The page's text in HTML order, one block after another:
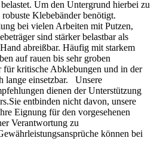
Mischung verarbeitet werden?
25 °C beträgt die Topfzeit etwa 45
ansteifendes Material nicht
Systemhinweis:
Dämmplatte, Untergrund,
Schichtdicke und Feuchteschutz
Caparol Sockelsystem
ein Mischungsverhältnis von
Oberfläche.
Bauwerksabdichtung?
Wasserbeanspruchung passende
bereits vorhanden sein.
Um den Untergrund hierbei zu
Klebebänder benötigt.
bei vielen Arbeiten mit Putzen,
sind stärker belastbar als
abreißbar. Häufig mit starkem
auf rauen bis sehr groben
für kritische Abklebungen und in der
lange einsetzbar. Unsere
dienen der Unterstützung
entbinden nicht davon, unsere
Eignung für den vorgesehenen
Verantwortung zu
können bei